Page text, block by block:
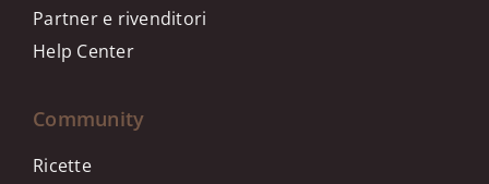
Partner e rivenditori
Help Center
Community
Ricette